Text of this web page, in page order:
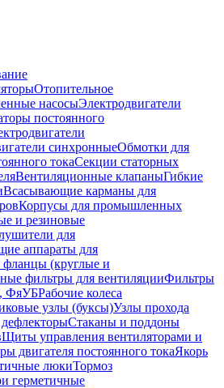
Отопительное
насосыЭлектродвигатели
постоянного
синхронныеОбмотки для
токаСекции статорных
Вентиляционные клапаныГибкие
Всасывающие карманы для
Корпусы для промышленных
и резиновые
для
аппараты для
(круглые и
фильтры для вентиляцииФильтры
ФяУБРабочие колеса
узлы (буксы)Узлы прохода
Стаканы и поддоны
Щиты управления вентиляторами и
двигателя постоянного токаЯкорь
люкиТормоз
герметичные